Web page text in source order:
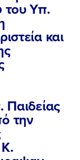
του Υπ.
και
την